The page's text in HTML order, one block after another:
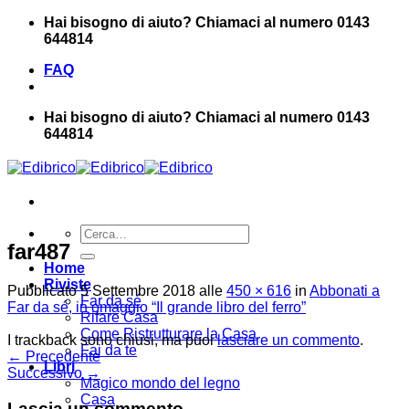
Salta
Hai bisogno di aiuto? Chiamaci al numero 0143
644814
FAQ
Hai bisogno di aiuto? Chiamaci al numero 0143
644814
Cerca:
Home
Riviste
Far da sé
Rifare Casa
Come Ristrutturare la Casa
Fai da te
Libri
Magico mondo del legno
Casa
far487
Pubblicato5 Settembre 2018 alle 450 × 616 in Abbonati a
Far da sé, in omaggio “Il grande libro del ferro”
I trackback sono chiusi, ma puoilasciare un commento.
← Precedente
Successivo →